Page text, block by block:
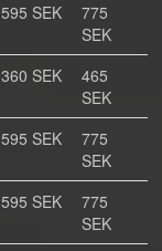
595 SEK
775
SEK
360 SEK
465
SEK
595 SEK
775
SEK
595 SEK
775
SEK